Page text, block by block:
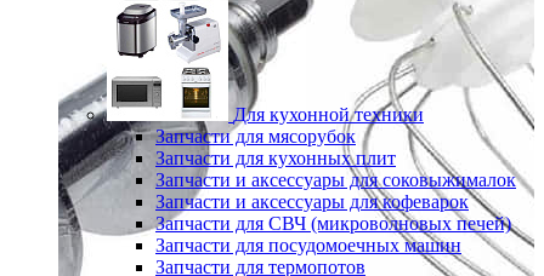
Для кухонной техники
Запчасти для мясорубок
Запчасти для кухонных плит
Запчасти и аксессуары для соковыжималок
Запчасти и аксессуары для кофеварок
Запчасти для СВЧ (микроволновых печей)
Запчасти для посудомоечных машин
Запчасти для термопотов